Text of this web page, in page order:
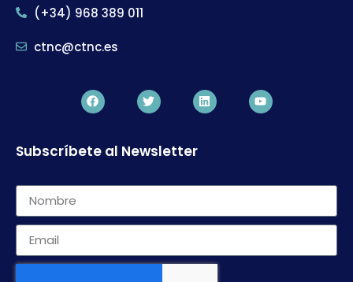
(+34) 968 389 011
ctnc@ctnc.es
Subscríbete al Newsletter